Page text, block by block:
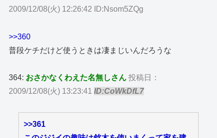
2009/12/08(火) 12:26:42 ID:Nsom5ZQg
>>360
普段ケチだけど使うときは凄まじいんだろうな
364: おさかなくわえた名無しさん 投稿日：
2009/12/08(火) 13:23:41ID:CoWkDfL7
>>361